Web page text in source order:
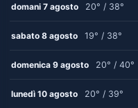
domani 7 agosto 20° / 38°
sabato 8 agosto 19° / 38°
domenica 9 agosto 20° / 40°
lunedì 10 agosto 20° / 39°